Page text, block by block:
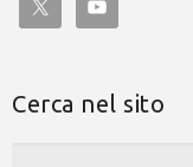
Cerca nel sito